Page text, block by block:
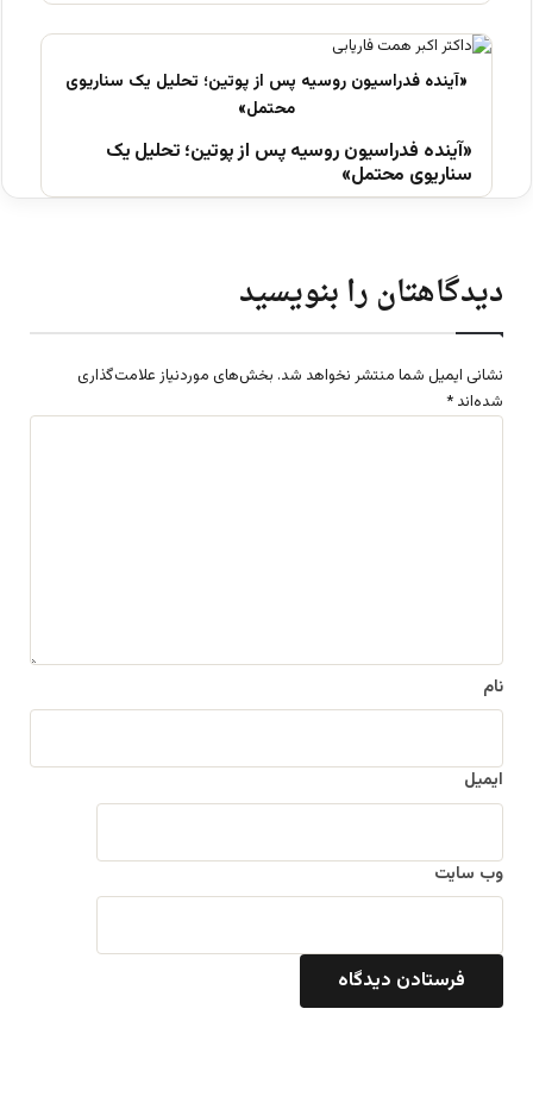
«آینده فدراسیون روسیه پس از پوتین؛ تحلیل یک
سناریوی محتمل»
دیدگاهتان را بنویسید
نشانی ایمیل شما منتشر نخواهد شد. بخش‌های موردنیاز علامت‌گذاری
شده‌اند *
نام
ایمیل
وب‌ سایت